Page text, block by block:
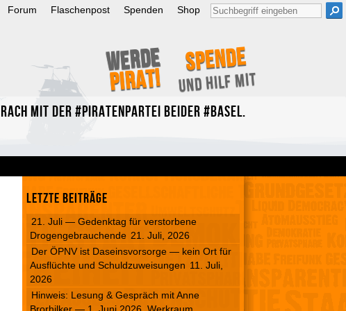
Forum Flaschenpost Spenden Shop
Suche
nach:
mit der #Piratenpartei beider #Basel.
Werde
Pirat!
Spende
und hilf mit
Letzte Beiträge
21. Juli — Gedenktag für verstorbene
Drogengebrauchende 21. Juli, 2026
Der ÖPNV ist Daseinsvorsorge — kein Ort für
Ausflüchte und Schuldzuweisungen 11. Juli,
2026
Hinweis: Lesung & Gespräch mit Anne